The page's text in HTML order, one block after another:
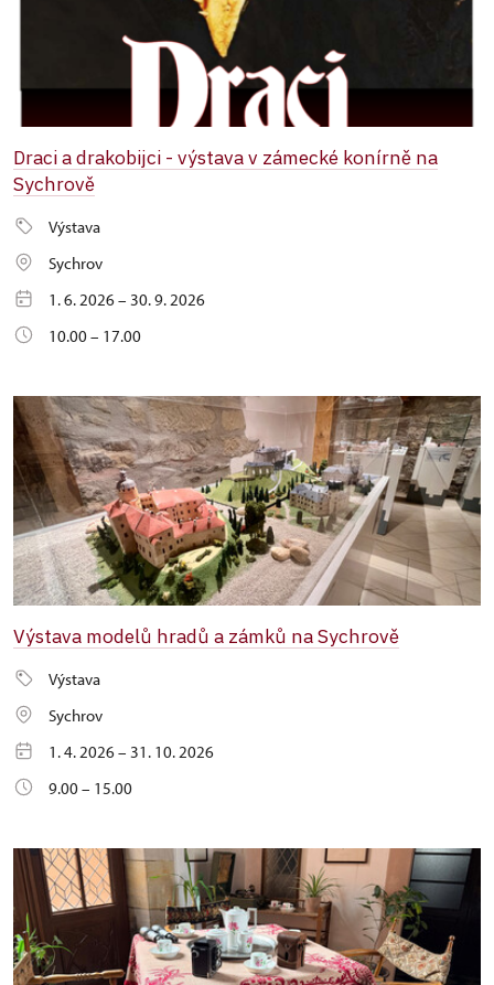
Draci a drakobijci - výstava v zámecké konírně na
Sychrově
Výstava
Sychrov
1. 6. 2026 – 30. 9. 2026
10.00 – 17.00
Výstava modelů hradů a zámků na Sychrově
Výstava
Sychrov
1. 4. 2026 – 31. 10. 2026
9.00 – 15.00